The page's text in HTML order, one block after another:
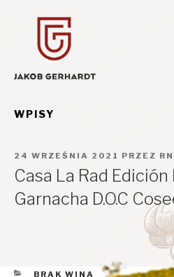
WPISY
OPUBLIKOWANE
W
24 WRZEŚNIA 2021 PRZEZ
Casa La Rad
Garnacha D.O.C
KATEGORIE
BRAK WINA